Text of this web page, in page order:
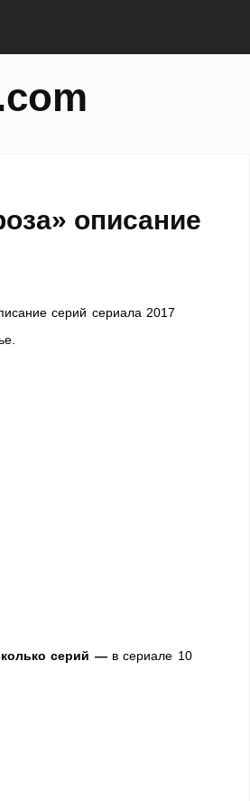
описание
серий сериала 2017
серий — в сериале 10